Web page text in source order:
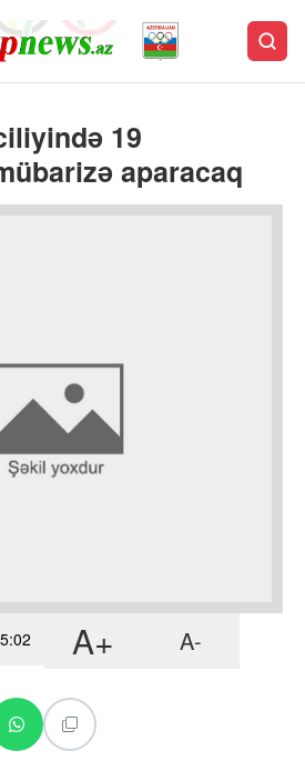
19
aparacaq
A+ A-